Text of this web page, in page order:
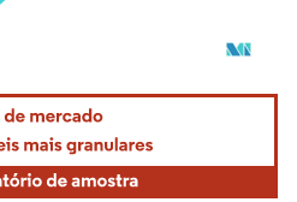
requer atribuição conforme CC BY 4.0.